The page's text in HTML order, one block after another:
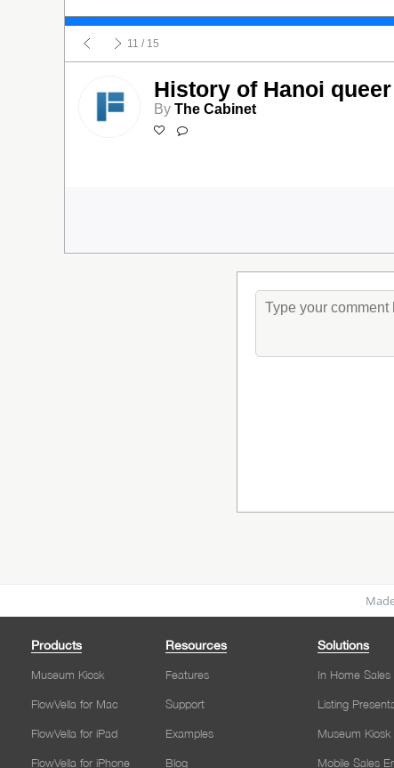
11 / 15
History of Hanoi
By The Cabinet
Products
Museum Kiosk
FlowVella for Mac
FlowVella for iPad
FlowVella for iPhone
Resources
Features
Support
Examples
Blog
Solutions
In Home
Listing
Museum Kiosk
Mobile Sales